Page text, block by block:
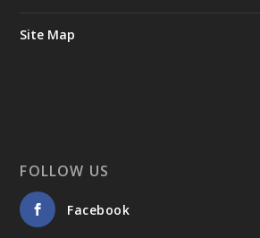
Site Map
FOLLOW US
Facebook